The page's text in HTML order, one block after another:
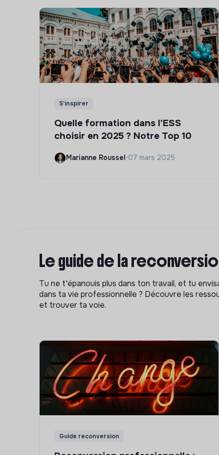
S'inspirer
Quelle formation dans l'ESS
choisir en 2025 ? Notre Top 10
Marianne Roussel •07 mars 2025
Le guide de la
Tu ne t'épanouis plus dans ton travail, et tu
dans ta vie professionnelle ? Découvre les
et trouver ta voie.
Guide reconversion